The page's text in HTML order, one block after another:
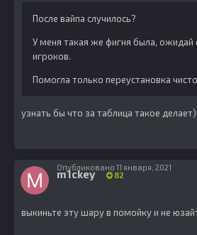
После вайпа случилось?
У меня такая же фигня была,
игроков.
Помогла только переустановка
узнать бы что за таблица такое делает)
m1ckey 82
Опубликовано 11 января, 2021
выкиньте эту шару в помойку и не